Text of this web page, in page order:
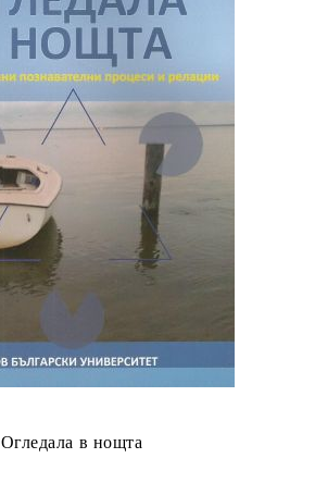
Огледала в нощта